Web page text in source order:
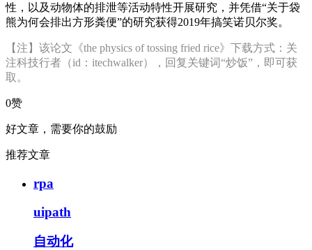
性，以及动物体的排泄等活动特性开展研究，并凭借“关于袋
熊为何会排出方形粪便”的研究获得2019年搞笑诺贝尔奖。
【注】该论文《the physics of tossing fried rice》下载方式：关
注科技行者（id：itechwalker），回复关键词“炒饭”，即可获
取。
0赞
好文章，需要你的鼓励
推荐文章
rpa
uipath
自动化